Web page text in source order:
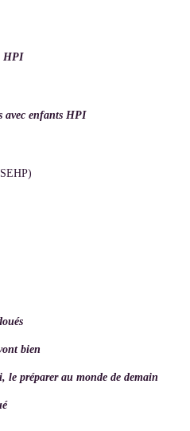
HPI
avec enfants HPI
bien
le préparer au monde de demain